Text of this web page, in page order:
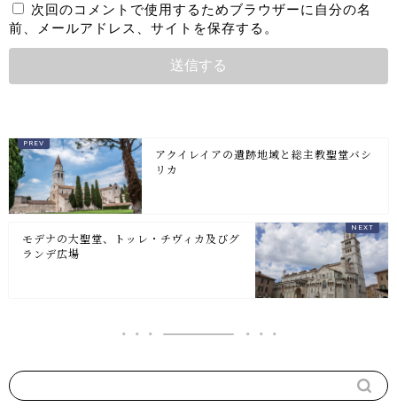
次回のコメントで使用するためブラウザーに自分の名
前、メールアドレス、サイトを保存する。
アクイレイアの遺跡地域と総主教聖堂バシ
リカ
モデナの大聖堂、トッレ・チヴィカ及びグ
ランデ広場